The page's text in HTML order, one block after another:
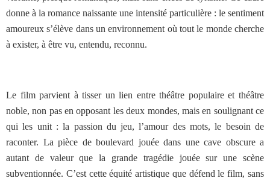
donne à la romance naissante une intensité particulière : le sentiment
amoureux s’élève dans un environnement où tout le monde cherche
à exister, à être vu, entendu, reconnu.
Le film parvient à tisser un lien entre théâtre populaire et théâtre
noble, non pas en opposant les deux mondes, mais en soulignant ce
qui les unit : la passion du jeu, l’amour des mots, le besoin de
raconter. La pièce de boulevard jouée dans une cave obscure a
autant de valeur que la grande tragédie jouée sur une scène
subventionnée. C’est cette équité artistique que défend le film, sans